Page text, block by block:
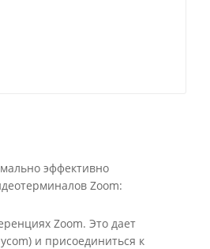
эффективно
Zoom:
Zoom. Это дает
и присоединиться к